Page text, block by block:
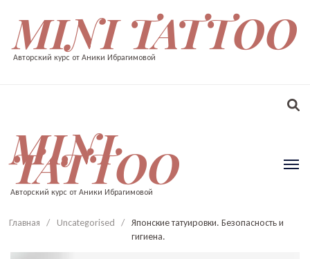
MINI TATTOO
Авторский курс от Аники Ибрагимовой
MINI
TATTOO
Авторский курс от Аники Ибрагимовой
Главная / Uncategorised /
Японские татуировки. Безопасность и
гигиена.